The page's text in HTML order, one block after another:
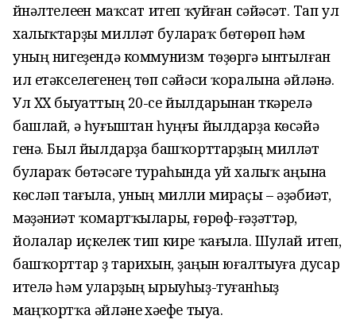
йүнәлтелеүен маҡсат итеп ҡуйған сәйәсәт. Тап ул
халыҡтарҙы милләт булараҡ бөтөрөп һәм
уның нигеҙендә коммунизм төҙөргә ынтылған
ил етәкселегенең төп сәйәси ҡоралына әйләнә.
Ул XX быуаттың 20-се йылдарынан үткәрелә
башлай, ә һуғыштан һуңғы йылдарҙа көсәйә
генә. Был йылдарҙа башҡорттарҙың милләт
булараҡ бөтәсәге тураһында уй халыҡ аңына
көсләп тағыла, уның милли мираҫы – әҙәбиәт,
мәҙәниәт ҡомартҡылары, ғөрөф-ғәҙәттәр,
йолалар иҫкелек тип кире ҡағыла. Шулай итеп,
башҡорттар үҙ тарихын, үҙаңын юғалтыуға дусар
ителә һәм уларҙың ырыуһыҙ-туғанһыҙ
маңҡортҡа әйләнеү хәүефе тыуа.